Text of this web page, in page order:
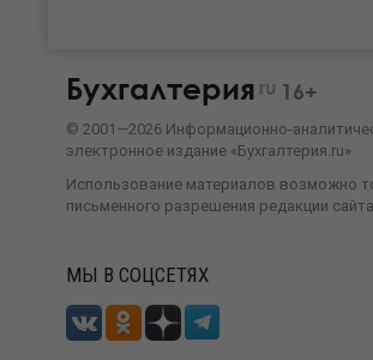
Бухгалтерия ru 16+
© 2001—2026 Информационно-
электронное издание «Бухгалтерия.ru»
Использование материалов возможно
письменного разрешения редакции сайта
МЫ В СОЦСЕТЯХ